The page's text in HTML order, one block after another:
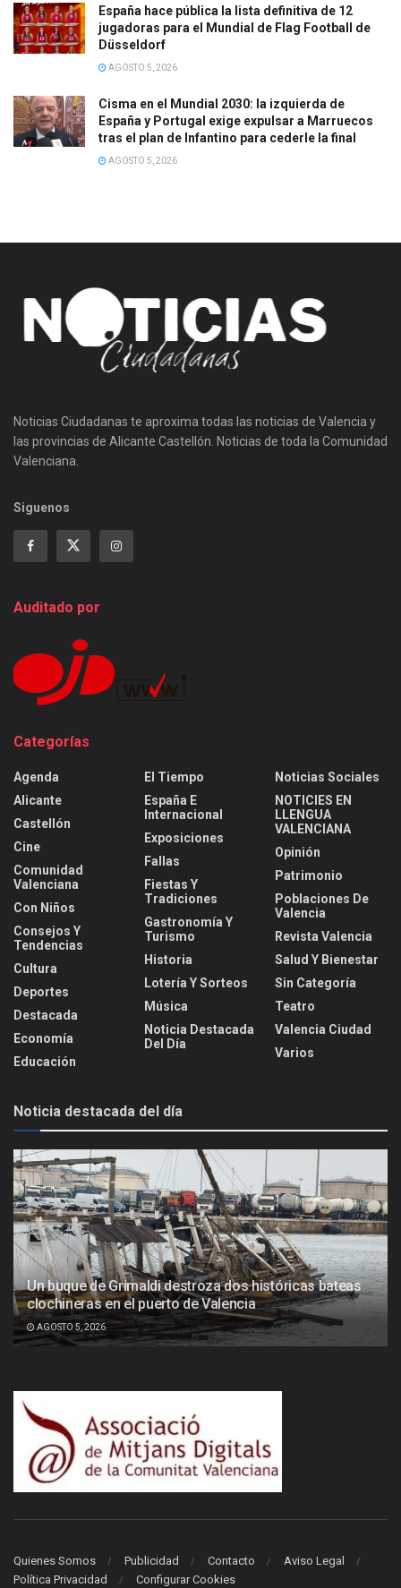
España hace pública la lista definitiva de 12
jugadoras para el Mundial de Flag Football de
Düsseldorf
AGOSTO 5, 2026
Cisma en el Mundial 2030: la izquierda de
España y Portugal exige expulsar a Marruecos
tras el plan de Infantino para cederle la final
AGOSTO 5, 2026
Noticias Ciudadanas te aproxima todas las noticias de Valencia y
las provincias de Alicante Castellón. Noticias de toda la Comunidad
Valenciana.
Siguenos
Auditado por
Categorías
Agenda
Alicante
Castellón
Cine
Comunidad
Valenciana
Con Niños
Consejos Y
Tendencias
Cultura
Deportes
Destacada
Economía
Educación
El Tiempo
España E
Internacional
Exposiciones
Fallas
Fiestas Y
Tradiciones
Gastronomía Y
Turismo
Historia
Lotería Y Sorteos
Música
Noticia Destacada
Del Día
Noticias Sociales
NOTICIES EN
LLENGUA
VALENCIANA
Opinión
Patrimonio
Poblaciones De
Valencia
Revista Valencia
Salud Y Bienestar
Sin Categoría
Teatro
Valencia Ciudad
Varios
Noticia destacada del día
Un buque de Grimaldi destroza dos históricas bateas
clochineras en el puerto de Valencia
AGOSTO 5, 2026
Quienes Somos Publicidad Contacto
Aviso Legal
Política Privacidad
Configurar Cookies